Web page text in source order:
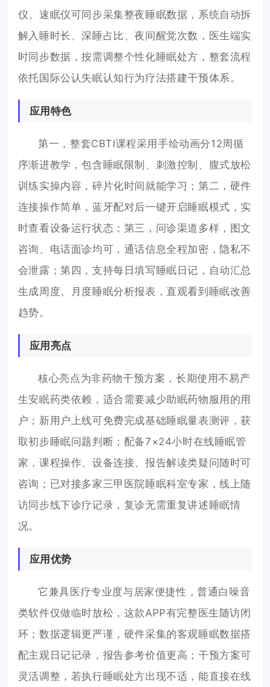
仪、速眠仪可同步采集整夜睡眠数据，系统自动拆
解入睡时长、深睡占比、夜间醒觉次数，医生端实
时同步数据，按需调整个性化睡眠处方，整套流程
依托国际公认失眠认知行为疗法搭建干预体系。
应用特色
第一，整套CBTI课程采用手绘动画分12周循
序渐进教学，包含睡眠限制、刺激控制、腹式放松
训练实操内容，碎片化时间就能学习；第二，硬件
连接操作简单，蓝牙配对后一键开启睡眠模式，实
时查看设备运行状态；第三，问诊渠道多样，图文
咨询、电话面诊均可，通话信息全程加密，隐私不
会泄露；第四，支持每日填写睡眠日记，自动汇总
生成周度、月度睡眠分析报表，直观看到睡眠改善
趋势。
应用亮点
核心亮点为非药物干预方案，长期使用不易产
生安眠药类依赖，适合需要减少助眠药物服用的用
户；新用户上线可免费完成基础睡眠量表测评，获
取初步睡眠问题判断；配备7×24小时在线睡眠管
家，课程操作、设备连接、报告解读类疑问随时可
咨询；已对接多家三甲医院睡眠科室专家，线上随
访同步线下诊疗记录，复诊无需重复讲述睡眠情
况。
应用优势
它兼具医疗专业度与居家便捷性，普通白噪音
类软件仅做临时放松，这款APP有完整医生随访闭
环；数据逻辑更严谨，硬件采集的客观睡眠数据搭
配主观日记记录，报告参考价值更高；干预方案可
灵活调整，若执行睡眠处方出现不适，能直接在线